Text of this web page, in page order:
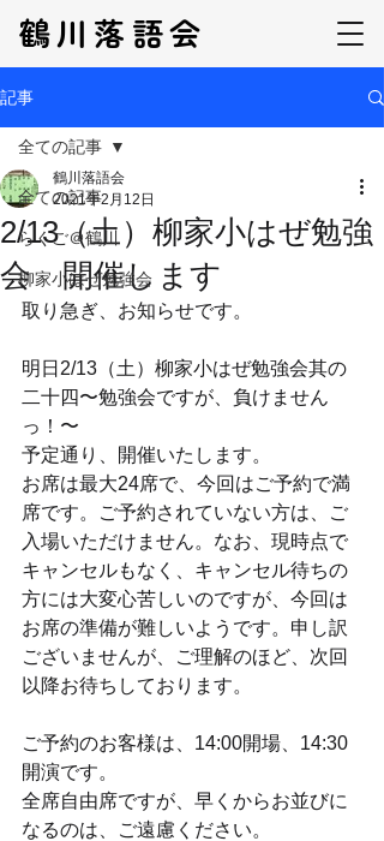
鶴川落語会
記事
全ての記事
らくご＠鶴川
柳家小はぜ勉強会
全ての記事
2/13（土）柳家小はぜ勉強
会 開催します
鶴川落語会
2021年2月12日
取り急ぎ、お知らせです。
明日2/13（土）柳家小はぜ勉強会其の
二十四〜勉強会ですが、負けません
っ！〜
予定通り、開催いたします。
お席は最大24席で、今回はご予約で満
席です。ご予約されていない方は、ご
入場いただけません。なお、現時点で
キャンセルもなく、キャンセル待ちの
方には大変心苦しいのですが、今回は
お席の準備が難しいようです。申し訳
ございませんが、ご理解のほど、次回
以降お待ちしております。
ご予約のお客様は、14:00開場、14:30
開演です。
全席自由席ですが、早くからお並びに
なるのは、ご遠慮ください。